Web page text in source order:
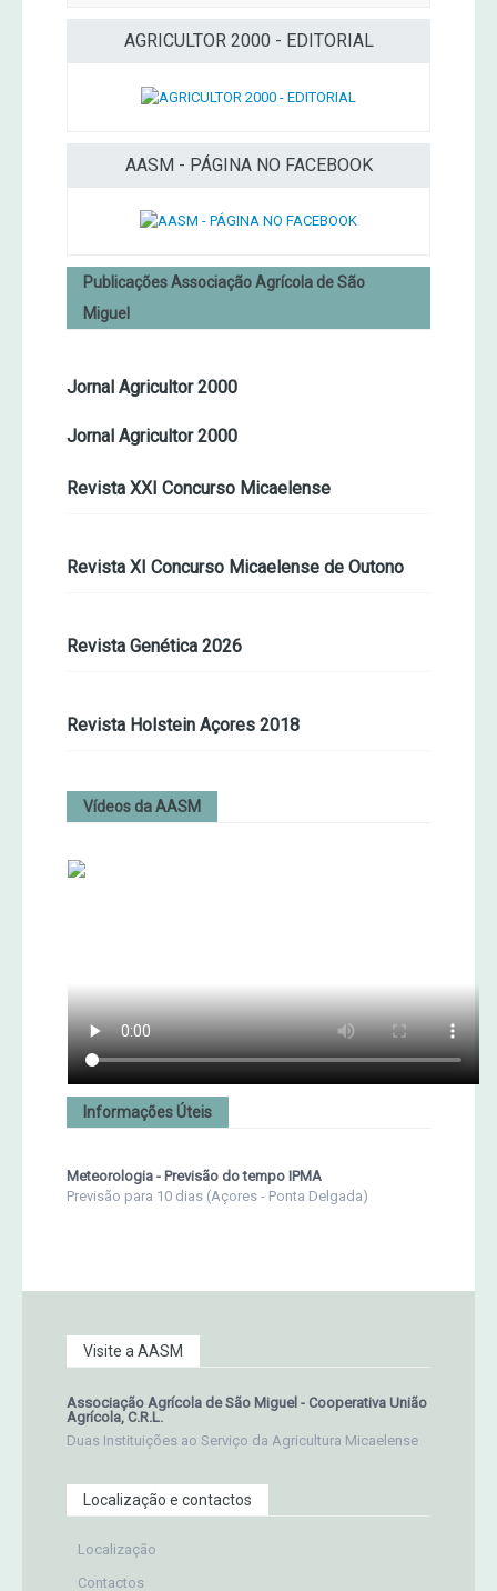
AGRICULTOR 2000 - EDITORIAL
AASM - PÁGINA NO FACEBOOK
Publicações Associação Agrícola de São
Miguel
Jornal Agricultor 2000
Jornal Agricultor 2000
Revista XXI Concurso Micaelense
Revista XI Concurso Micaelense de Outono
Revista Genética 2026
Revista Holstein Açores 2018
Vídeos da AASM
Informações Úteis
Meteorologia - Previsão do tempo IPMA
Previsão para 10 dias (Açores - Ponta Delgada)
Visite a AASM
Associação Agrícola de São Miguel - Cooperativa União
Agrícola, C.R.L.
Duas Instituições ao Serviço da Agricultura Micaelense
Localização e contactos
Localização
Contactos